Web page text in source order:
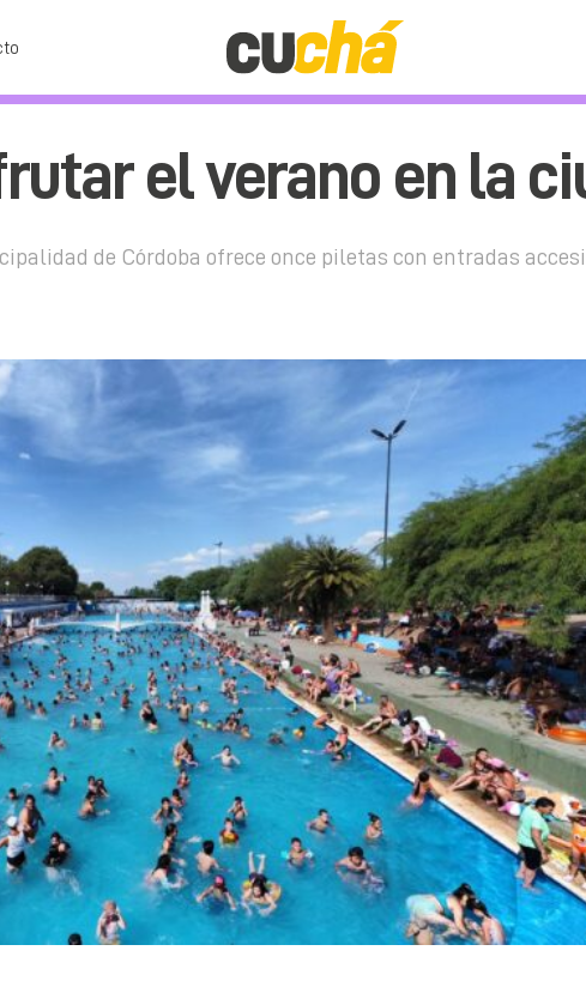
el verano en la
de Córdoba ofrece once piletas con entradas